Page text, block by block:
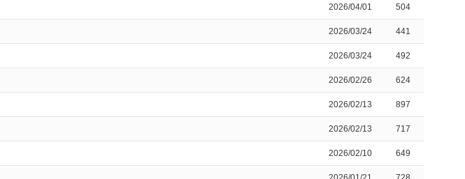
2026/04/01 504
2026/03/24 441
2026/03/24 492
2026/02/26 624
2026/02/13 897
2026/02/13 717
2026/02/10 649